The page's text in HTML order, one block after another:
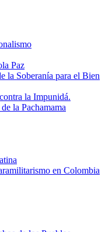
Paz
la Soberanía para el Bien
la Impunidá.
la Pachamama
en Colombia